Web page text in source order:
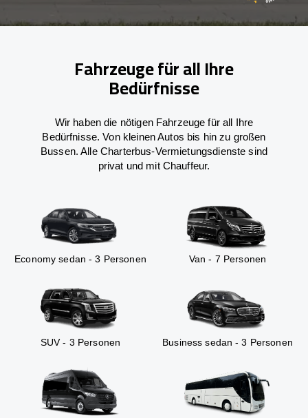
Fahrzeuge für all Ihre
Bedürfnisse
Wir haben die nötigen Fahrzeuge für all Ihre
Bedürfnisse. Von kleinen Autos bis hin zu großen
Bussen. Alle Charterbus-Vermietungsdienste sind
privat und mit Chauffeur.
Economy sedan - 3 Personen Van - 7 Personen
SUV - 3 Personen Business sedan - 3 Personen